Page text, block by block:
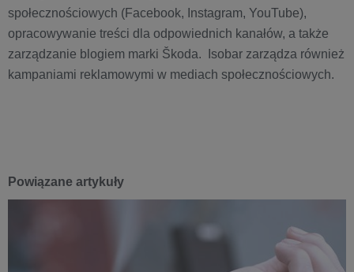
społecznościowych (Facebook, Instagram, YouTube),
opracowywanie treści dla odpowiednich kanałów, a także
zarządzanie blogiem marki Škoda. Isobar zarządza również
kampaniami reklamowymi w mediach społecznościowych.
Powiązane artykuły